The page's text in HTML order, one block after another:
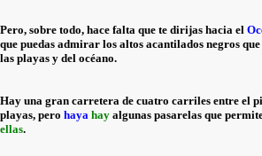
Pero, sobre todo, hace falta que te dirijas hacia el
que puedas admirar los altos acantilados negros
las playas y del océano.
Hay una gran carretera de cuatro carriles entre el
playas, pero haya hay algunas pasarelas que
ellas.